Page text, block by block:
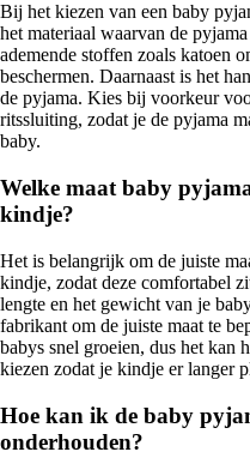
Bij het kiezen van een baby
het materiaal waarvan de
ademende stoffen zoals katoen
beschermen. Daarnaast is het
de pyjama. Kies bij voorkeur
ritssluiting, zodat je de pyjama
baby.
Welke maat baby
kindje?
Het is belangrijk om de juiste
kindje, zodat deze comfortabel
lengte en het gewicht van je
fabrikant om de juiste maat te
babys snel groeien, dus het kan
kiezen zodat je kindje er langer
Hoe kan ik de baby
onderhouden?